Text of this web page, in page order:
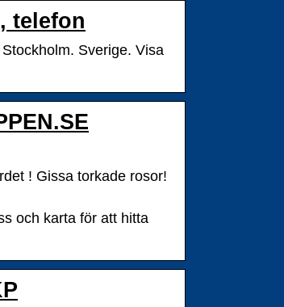
telefon
Sverige. Visa
! Gissa torkade rosor!
och karta för att hitta